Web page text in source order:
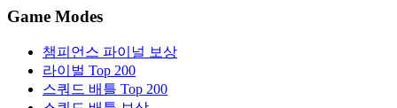
Game Modes
챔피언스 파이널 보상
라이벌 Top 200
스쿼드 배틀 Top 200